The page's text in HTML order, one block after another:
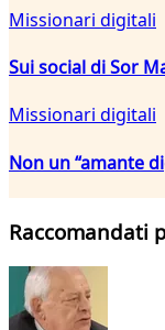
Missionari digitali
Sui social di Sor
Missionari digitali
Non un “amante
Raccomandati